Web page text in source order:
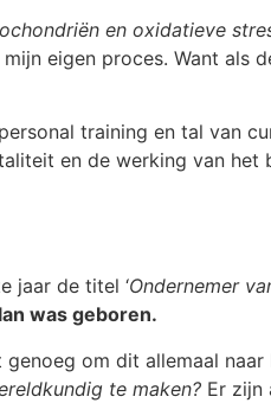
en oxidatieve
eigen proces. Want als
training en tal van
en de werking van het
jaar de titel ‘Ondernemer
was geboren.
om dit allemaal
te maken? Er zijn